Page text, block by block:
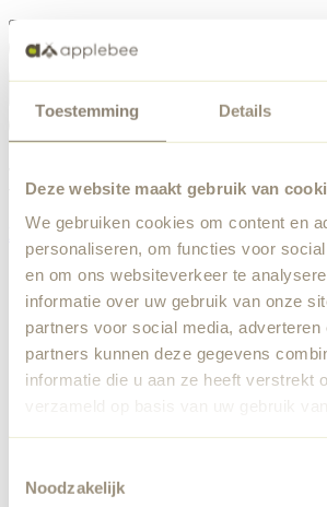
Toestemming Details
Deze website maakt gebruik van
We gebruiken cookies om content en
personaliseren, om functies voor
en om ons websiteverkeer te
informatie over uw gebruik van onze
partners voor social media, adverteren
partners kunnen deze gegevens
informatie die u aan ze heeft verstrekt
verzameld op basis van uw gebruik
Noodzakelijk
Etwas ist
Team wurde benachrichtigt.
Zurück zur Startseite